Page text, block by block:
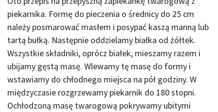
piekarnika. Formę do pieczenia o średnicy do 25 cm
należy posmarować masłem i posypać kaszą manną lub
tartą bułką. Następnie oddzielamy białka od żółtek.
Wszystkie składniki, oprócz białek, mieszamy razem i
ubijamy gęstą masę. Wlewamy tę masę do formy i
wstawiamy do chłodnego miejsca na pół godziny. W
międzyczasie rozgrzewamy piekarnik do 180 stopni.
Ochłodzoną masę twarogową pokrywamy ubitymi